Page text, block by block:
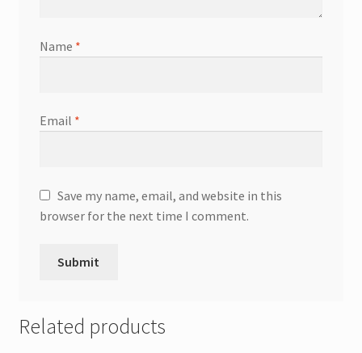
Name *
Email *
Save my name, email, and website in this
browser for the next time I comment.
Related products